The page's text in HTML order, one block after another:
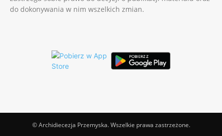
do dokonywania w nim wszelkich zmian.
© Archidiecezja Przemyska. Wszelkie prawa zastrzeżone.